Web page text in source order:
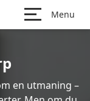
Menu
en utmaning –